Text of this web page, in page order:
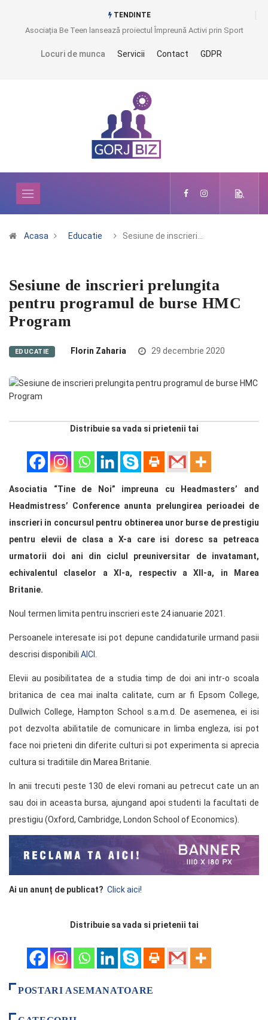
TENDINTE
Asociația Be Teen lansează proiectul Împreună Activi prin Sport
Locuri de munca Servicii Contact GDPR
Acasa Educatie Sesiune de inscrieri…
Sesiune de inscrieri prelungita
pentru programul de burse HMC
Program
EDUCATIE Florin Zaharia 29 decembrie 2020
Distribuie sa vada si prietenii tai
Asociatia “Tine de Noi” impreuna cu Headmasters’ and
Headmistress’ Conference anunta prelungirea perioadei de
inscrieri in concursul pentru obtinerea unor burse de prestigiu
pentru elevii de clasa a X-a care isi doresc sa petreaca
urmatorii doi ani din ciclul preuniversitar de invatamant,
echivalentul claselor a XI-a, respectiv a XII-a, in Marea
Britanie.
Noul termen limita pentru inscrieri este 24 ianuarie 2021.
Persoanele interesate isi pot depune candidaturile urmand pasii
descrisi disponibili AICI
Elevii au posibilitatea de a studia timp de doi ani intr-o scoala
britanica de cea mai inalta calitate, cum ar fi Epsom College,
Dullwich College, Hampton School s.a.m.d. De asemenea, ei isi
pot dezvolta abilitatile de comunicare in limba engleza, isi pot
face noi prieteni din diferite culturi si pot experimenta si aprecia
cultura si traditiile din Marea Britanie.
In anii trecuti peste 130 de elevi romani au petrecut cate un an
sau doi in aceasta bursa, ajungand apoi studenti la facultati de
prestigiu (Oxford, Cambridge, London School of Economics).
Ai un anunț de publicat? Click aici!
Distribuie sa vada si prietenii tai
POSTARI ASEMANATOARE